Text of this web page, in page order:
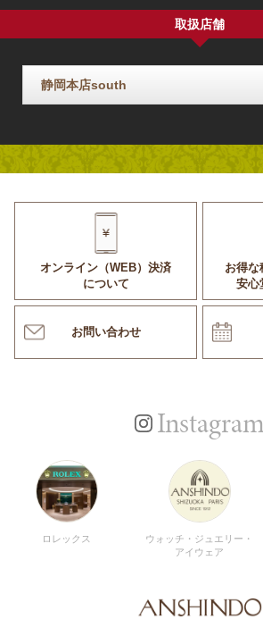
取扱店舗
静岡本店south
オンライン（WEB）決済
について
お得な
安心
お問い合わせ
Instagram
ロレックス
ウォッチ・ジュエリー・
アイウェア